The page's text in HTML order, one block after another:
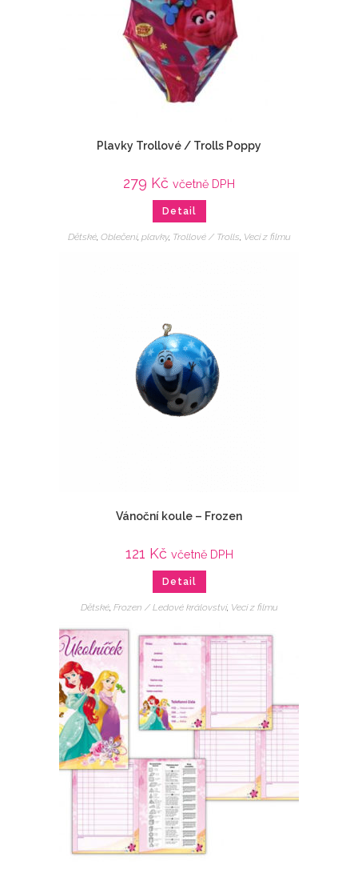
Plavky Trollové / Trolls Poppy
279 Kč včetně DPH
Detail
Dětské, Oblečení, plavky, Trollové / Trolls, Veci z filmu
Vánoční koule – Frozen
121 Kč včetně DPH
Detail
Dětské, Frozen / Ledové království, Veci z filmu